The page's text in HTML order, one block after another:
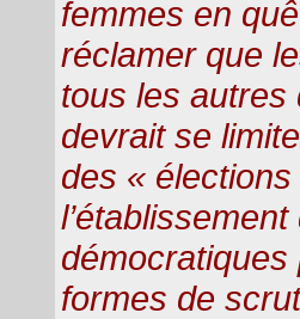
femmes en
réclamer que
tous les autres
devrait se
des «
formes de